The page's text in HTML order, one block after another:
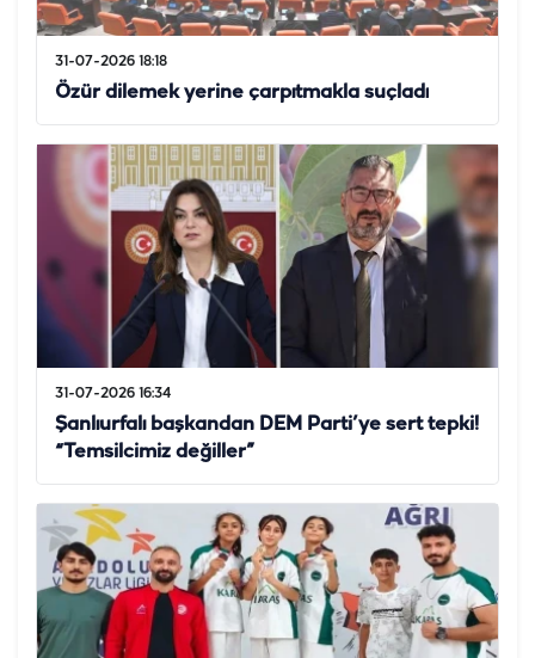
31-07-2026 18:18
Özür dilemek yerine çarpıtmakla suçladı
31-07-2026 16:34
Şanlıurfalı başkandan DEM Parti’ye sert tepki!
“Temsilcimiz değiller”